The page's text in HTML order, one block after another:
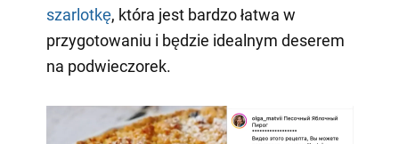
szarlotkę, która jest bardzo łatwa w
przygotowaniu i będzie idealnym deserem
na podwieczorek.